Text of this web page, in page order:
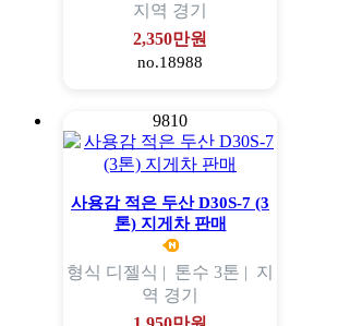
지역 경기
2,350만원
no.18988
9810
사용감 적은 두산 D30S-7 (3
톤) 지게차 판매
형식 디젤식 | 톤수 3톤 | 지
역 경기